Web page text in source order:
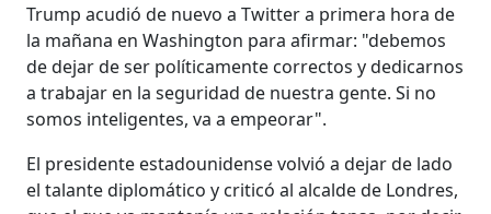
Trump acudió de nuevo a Twitter a primera hora de
la mañana en Washington para afirmar: "debemos
de dejar de ser políticamente correctos y dedicarnos
a trabajar en la seguridad de nuestra gente. Si no
somos inteligentes, va a empeorar".
El presidente estadounidense volvió a dejar de lado
el talante diplomático y criticó al alcalde de Londres,